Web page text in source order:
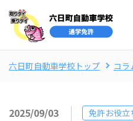
六日町自動車学校トップ コラ
2025/09/03 免許お役立